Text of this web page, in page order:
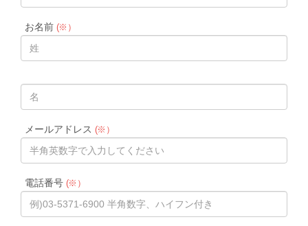
お名前(※）
メールアドレス (※）
電話番号(※）